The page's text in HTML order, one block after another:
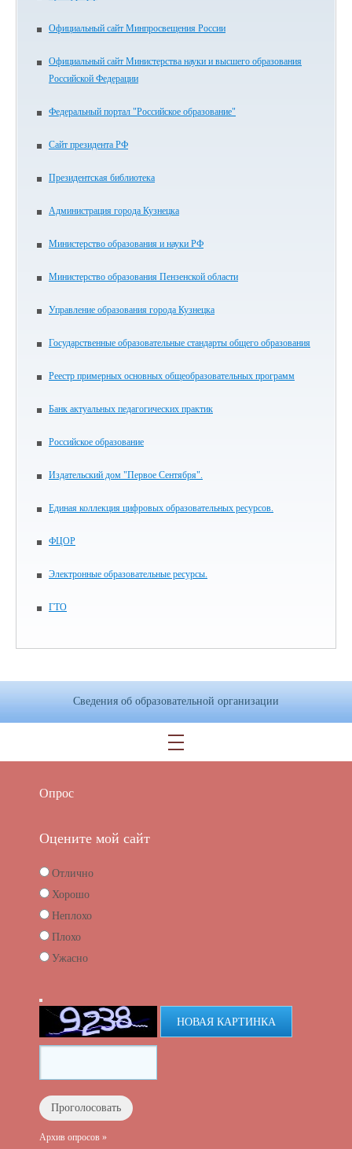
Официальный сайт Минпросвещения России
Официальный сайт Министерства науки и высшего образования
Российской Федерации
Федеральный портал "Российское образование"
Сайт президента РФ
Президентская библиотека
Администрация города Кузнецка
Министерство образования и науки РФ
Министерство образования Пензенской области
Управление образования города Кузнецка
Государственные образовательные стандарты общего образования
Реестр примерных основных общеобразовательных программ
Банк актуальных педагогических практик
Российское образование
Издательский дом "Первое Сентября".
Единая коллекция цифровых образовательных ресурсов.
ФЦОР
Электронные образовательные ресурсы.
ГТО
Сведения об образовательной организации
Опрос
Оцените мой сайт
Отлично
Хорошо
Неплохо
Плохо
Ужасно
НОВАЯ КАРТИНКА
Архив опросов »